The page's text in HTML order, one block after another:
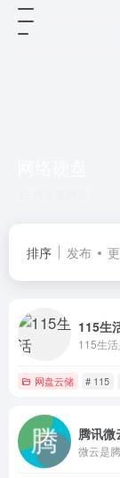
排序 发布
115生
网盘云储 # 115
腾讯微